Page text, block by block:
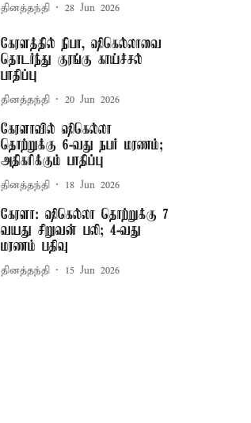
தினத்தந்தி 28 Jun 2026
கேரளத்தில் நிபா, ஷிகெல்லாவை
தொடர்ந்து குரங்கு காய்ச்சல்
பாதிப்பு
தினத்தந்தி 20 Jun 2026
கேரளாவில் ஷிகெல்லா
தொற்றுக்கு 6-வது நபர் மரணம்;
அதிகரிக்கும் பாதிப்பு
தினத்தந்தி 18 Jun 2026
கேரளா: ஷிகெல்லா தொற்றுக்கு 7
வயது சிறுவன் பலி; 4-வது
மரணம் பதிவு
தினத்தந்தி 15 Jun 2026